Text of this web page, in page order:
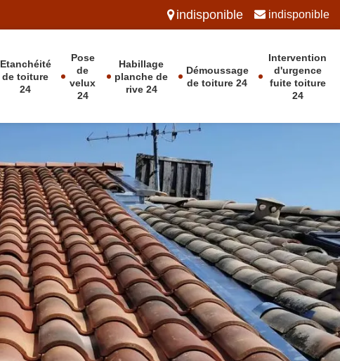
indisponible indisponible
Etanchéité
de toiture
24
Pose
de
velux
24
Habillage
planche de
rive 24
Démoussage
de toiture 24
Intervention
d'urgence
fuite toiture
24